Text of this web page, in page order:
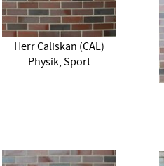
Herr Caliskan (CAL)
Physik, Sport